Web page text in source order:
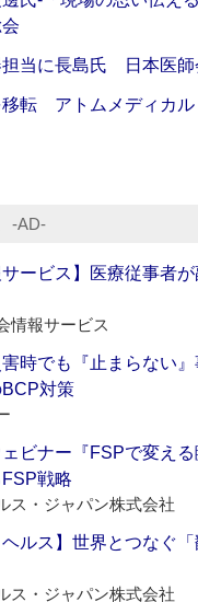
担当に長島氏 日本医師
移転 アトムメディカル
‐AD‐
サービス】医療従事者
情報サービス
害時でも『止まらない
対策
ェビナー『FSPで変え
戦略
ス・ジャパン株式会社
ヘルス】世界とつなぐ
ス・ジャパン株式会社